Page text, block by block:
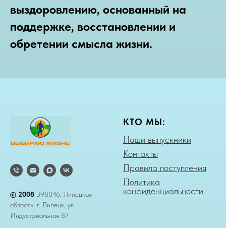
выздоровлению, основанный на
поддержке, восстановлении и
обретении смысла жизни.
© 2008 398046, Липецкая
область, г. Липецк, ул.
Индустриальная 87
КТО МЫ:
Наши выпускники
Контакты
Правила поступления
Политика
конфиденциальности